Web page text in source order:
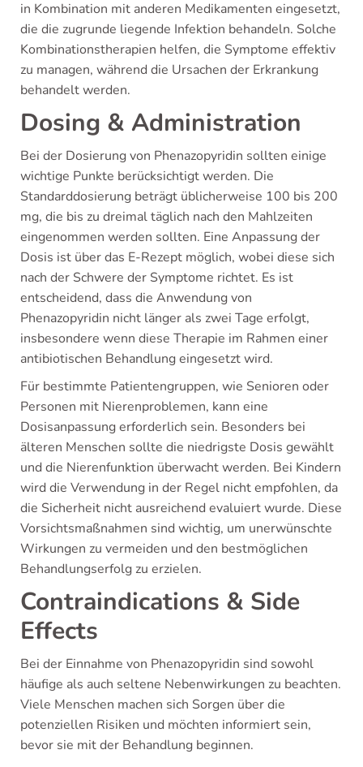
in Kombination mit anderen Medikamenten eingesetzt,
die die zugrunde liegende Infektion behandeln. Solche
Kombinationstherapien helfen, die Symptome effektiv
zu managen, während die Ursachen der Erkrankung
behandelt werden.
Dosing & Administration
Bei der Dosierung von Phenazopyridin sollten einige
wichtige Punkte berücksichtigt werden. Die
Standarddosierung beträgt üblicherweise 100 bis 200
mg, die bis zu dreimal täglich nach den Mahlzeiten
eingenommen werden sollten. Eine Anpassung der
Dosis ist über das E-Rezept möglich, wobei diese sich
nach der Schwere der Symptome richtet. Es ist
entscheidend, dass die Anwendung von
Phenazopyridin nicht länger als zwei Tage erfolgt,
insbesondere wenn diese Therapie im Rahmen einer
antibiotischen Behandlung eingesetzt wird.
Für bestimmte Patientengruppen, wie Senioren oder
Personen mit Nierenproblemen, kann eine
Dosisanpassung erforderlich sein. Besonders bei
älteren Menschen sollte die niedrigste Dosis gewählt
und die Nierenfunktion überwacht werden. Bei Kindern
wird die Verwendung in der Regel nicht empfohlen, da
die Sicherheit nicht ausreichend evaluiert wurde. Diese
Vorsichtsmaßnahmen sind wichtig, um unerwünschte
Wirkungen zu vermeiden und den bestmöglichen
Behandlungserfolg zu erzielen.
Contraindications & Side
Effects
Bei der Einnahme von Phenazopyridin sind sowohl
häufige als auch seltene Nebenwirkungen zu beachten.
Viele Menschen machen sich Sorgen über die
potenziellen Risiken und möchten informiert sein,
bevor sie mit der Behandlung beginnen.